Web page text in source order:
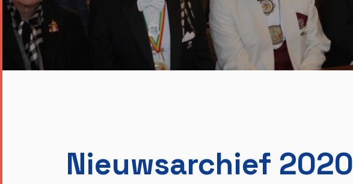
Nieuwsarchief 2020